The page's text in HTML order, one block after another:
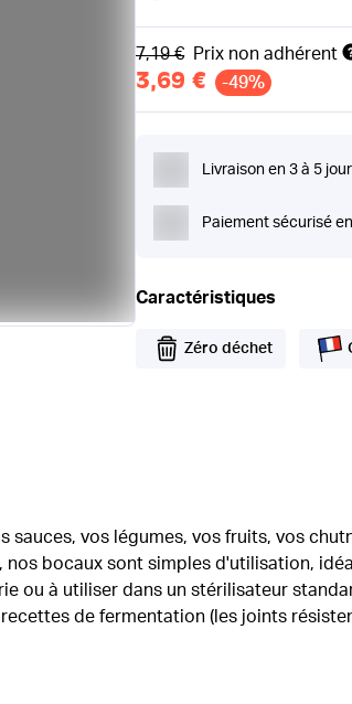
Ancien prix
7,19 € Prix non adhérent
3,69 € -49%
Livraison en 3 à 5
Paiement sécurisé
Caractéristiques
Zéro déchet
sauces, vos légumes, vos fruits, vos
nos bocaux sont simples d'utilisation,
ou à utiliser dans un stérilisateur
de fermentation (les joints